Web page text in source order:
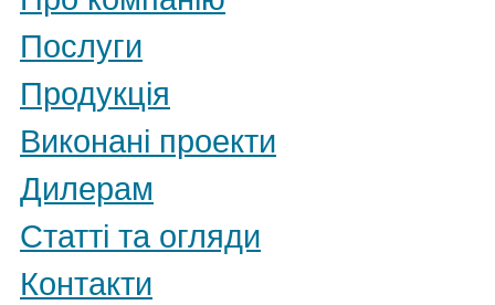
Послуги
Продукція
Виконані проекти
Дилерам
Статті та огляди
Контакти